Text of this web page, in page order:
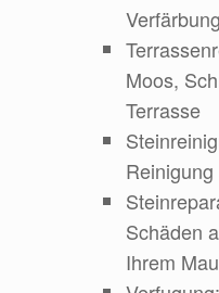
Moos,
Terrasse
Schäden
Ihrem